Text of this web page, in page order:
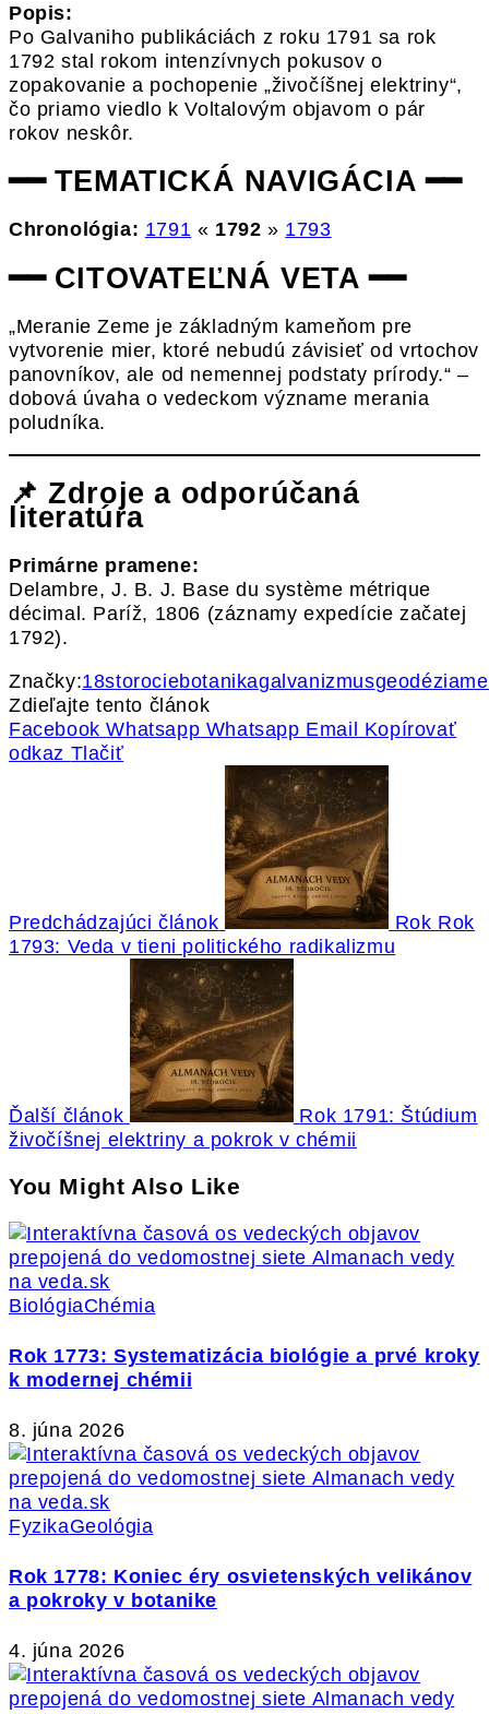
Popis:
Po Galvaniho publikáciách z roku 1791 sa rok
1792 stal rokom intenzívnych pokusov o
zopakovanie a pochopenie „živočíšnej elektriny“,
čo priamo viedlo k Voltalovým objavom o pár
rokov neskôr.
━━ TEMATICKÁ NAVIGÁCIA ━━
Chronológia: 1791 « 1792 » 1793
━━ CITOVATEĽNÁ VETA ━━
„Meranie Zeme je základným kameňom pre
vytvorenie mier, ktoré nebudú závisieť od vrtochov
panovníkov, ale od nemennej podstaty prírody.“ –
dobová úvaha o vedeckom význame merania
poludníka.
📌 Zdroje a odporúčaná
literatúra
Primárne pramene:
Delambre, J. B. J. Base du système métrique
décimal. Paríž, 1806 (záznamy expedície začatej
1792).
Značky:18storociebotanikagalvanizmusgeodézia
Zdieľajte tento článok
Facebook Whatsapp Whatsapp Email
Kopírovať
odkaz Tlačiť
Predchádzajúci článok
Rok Rok
1793: Veda v tieni politického radikalizmu
Ďalší článok
Rok 1791: Štúdium
živočíšnej elektriny a pokrok v chémii
You Might Also Like
BiológiaChémia
Rok 1773: Systematizácia biológie a prvé kroky
k modernej chémii
8. júna 2026
FyzikaGeológia
Rok 1778: Koniec éry osvietenských velikánov
a pokroky v botanike
4. júna 2026